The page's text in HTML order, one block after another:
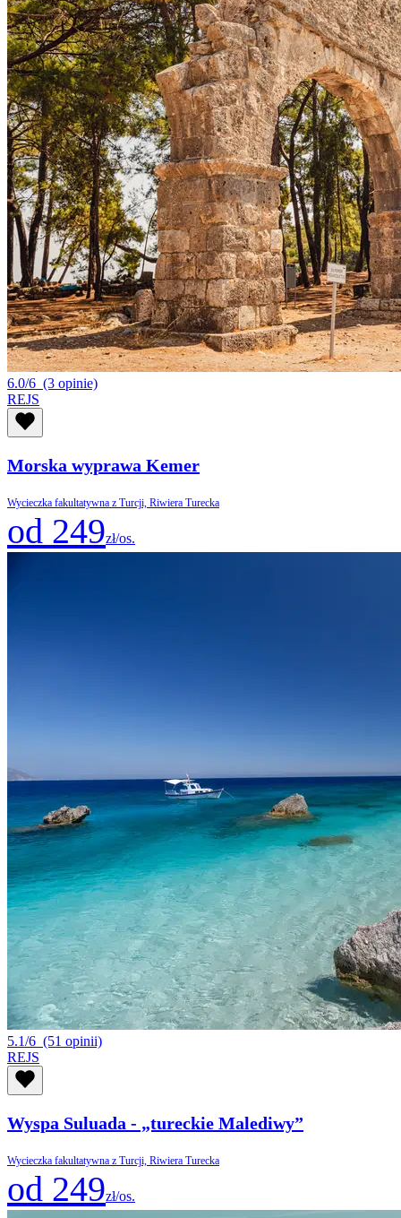
6.0/6 (3 opinie)
REJS
Morska wyprawa Kemer
Wycieczka fakultatywna z Turcji, Riwiera Turecka
od 249zł/os.
5.1/6 (51 opinii)
REJS
Wyspa Suluada - „tureckie Malediwy”
Wycieczka fakultatywna z Turcji, Riwiera Turecka
od 249zł/os.